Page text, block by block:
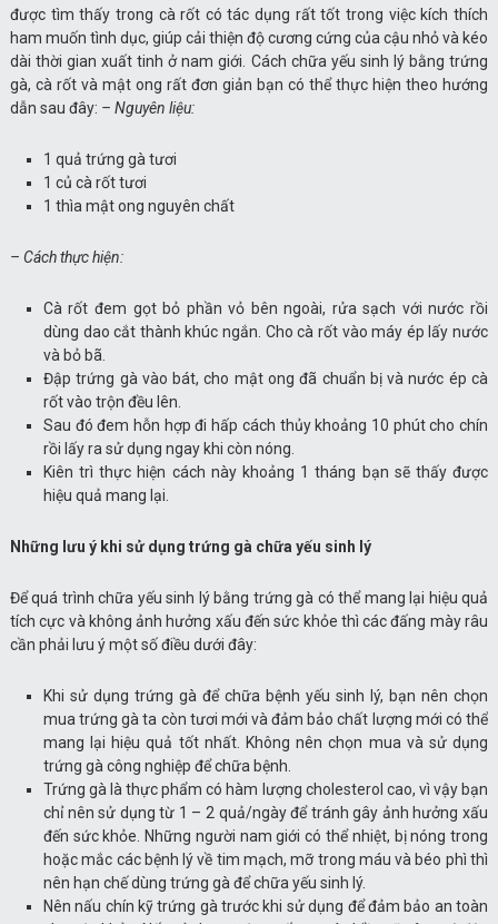
được tìm thấy trong cà rốt có tác dụng rất tốt trong việc kích thích
ham muốn tình dục, giúp cải thiện độ cương cứng của cậu nhỏ và kéo
dài thời gian xuất tinh ở nam giới. Cách chữa yếu sinh lý bằng trứng
gà, cà rốt và mật ong rất đơn giản bạn có thể thực hiện theo hướng
dẫn sau đây: – Nguyên liệu:
1 quả trứng gà tươi
1 củ cà rốt tươi
1 thìa mật ong nguyên chất
– Cách thực hiện:
Cà rốt đem gọt bỏ phần vỏ bên ngoài, rửa sạch với nước rồi
dùng dao cắt thành khúc ngắn. Cho cà rốt vào máy ép lấy nước
và bỏ bã.
Đập trứng gà vào bát, cho mật ong đã chuẩn bị và nước ép cà
rốt vào trộn đều lên.
Sau đó đem hỗn hợp đi hấp cách thủy khoảng 10 phút cho chín
rồi lấy ra sử dụng ngay khi còn nóng.
Kiên trì thực hiện cách này khoảng 1 tháng bạn sẽ thấy được
hiệu quả mang lại.
Những lưu ý khi sử dụng trứng gà chữa yếu sinh lý
Để quá trình chữa yếu sinh lý bằng trứng gà có thể mang lại hiệu quả
tích cực và không ảnh hưởng xấu đến sức khỏe thì các đấng mày râu
cần phải lưu ý một số điều dưới đây:
Khi sử dụng trứng gà để chữa bệnh yếu sinh lý, bạn nên chọn
mua trứng gà ta còn tươi mới và đảm bảo chất lượng mới có thể
mang lại hiệu quả tốt nhất. Không nên chọn mua và sử dụng
trứng gà công nghiệp để chữa bệnh.
Trứng gà là thực phẩm có hàm lượng cholesterol cao, vì vậy bạn
chỉ nên sử dụng từ 1 – 2 quả/ngày để tránh gây ảnh hưởng xấu
đến sức khỏe. Những người nam giới có thể nhiệt, bị nóng trong
hoặc mắc các bệnh lý về tim mạch, mỡ trong máu và béo phì thì
nên hạn chế dùng trứng gà để chữa yếu sinh lý.
Nên nấu chín kỹ trứng gà trước khi sử dụng để đảm bảo an toàn